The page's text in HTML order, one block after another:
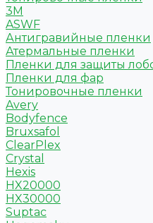
3M
ASWF
Антигравийные пленки
Атермальные пленки
Пленки для защиты
Пленки для фар
Тонировочные пленки
Avery
Bodyfence
Bruxsafol
ClearPlex
Crystal
Hexis
HX20000
HX30000
Suptac